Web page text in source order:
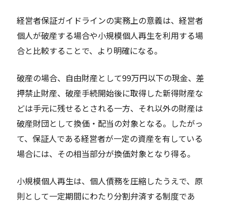
経営者保証ガイドラインの実務上の意義は、経営者
個人が破産する場合や小規模個人再生を利用する場
合と比較することで、より明確になる。
破産の場合、自由財産として99万円以下の現金、差
押禁止財産、破産手続開始後に取得した新得財産な
どは手元に残せるとされる一方、それ以外の財産は
破産財団として換価・配当の対象となる。したがっ
て、保証人である経営者が一定の資産を有している
場合には、その相当部分が換価対象となり得る。
小規模個人再生は、個人債務を圧縮したうえで、原
則として一定期間にわたり分割弁済する制度であ